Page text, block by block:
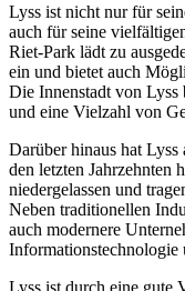
Lyss ist nicht nur für
auch für seine
Riet-Park lädt zu
ein und bietet auch
Die Innenstadt von Lyss
und eine Vielzahl von
Darüber hinaus hat
den letzten Jahrzehnten
niedergelassen und
Neben traditionellen
auch modernere
Informationstechnologie
Lyss ist durch eine gute